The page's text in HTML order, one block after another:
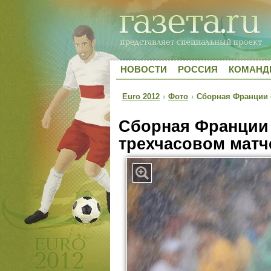
НОВОСТИ РОССИЯ
Euro 2012 › Фото › Сборная Франции
Сборная
трехчасовом